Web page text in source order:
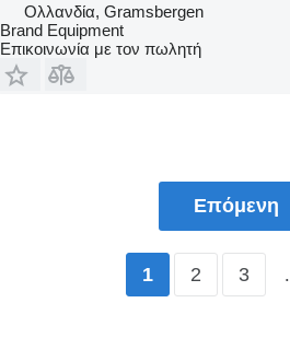
Ολλανδία, Gramsbergen
Brand Equipment
Επικοινωνία με τον πωλητή
Επόμενη
1 2 3